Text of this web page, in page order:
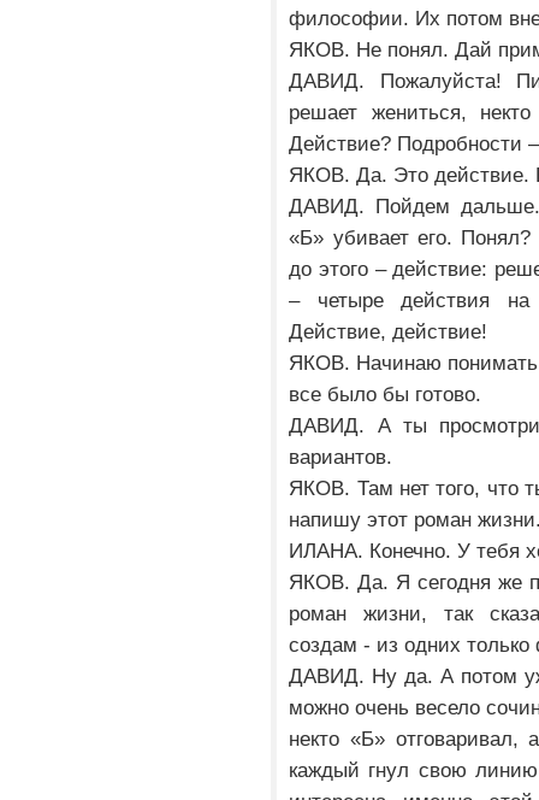
философии. Их потом
ЯКОВ. Не понял. Дай
ДАВИД. Пожалуйста!
решает жениться,
Действие? Подробности
ЯКОВ. Да. Это действие.
ДАВИД. Пойдем дальше.
«Б» убивает его.
до этого – действие:
– четыре действия
Действие, действие!
ЯКОВ. Начинаю
все было бы готово.
ДАВИД. А ты
вариантов.
ЯКОВ. Там нет того, что
напишу этот роман
ИЛАНА. Конечно. У тебя
ЯКОВ. Да. Я сегодня же
роман жизни, так
создам - из одних
ДАВИД. Ну да. А потом
можно очень весело
некто «Б» отговаривал,
каждый гнул свою